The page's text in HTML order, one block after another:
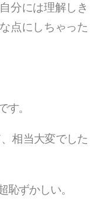
分には理解しき
点にしちゃった
す。
相当大変でした
恥ずかしい。